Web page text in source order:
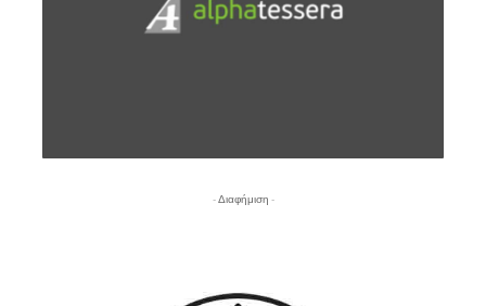
- Διαφήμιση -